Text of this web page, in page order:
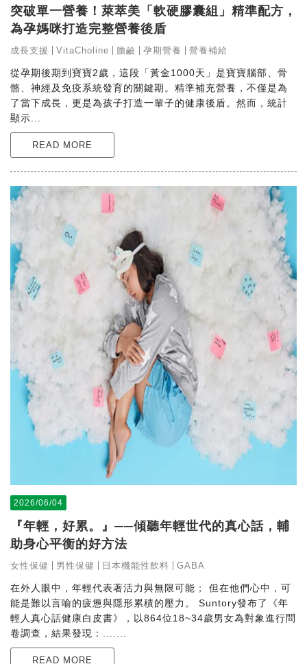
突破單一營養！萊萃美「軟硬膠囊組」精準配方，
為孕媽咪打造完整營養後盾
成長支援 VitaCholine 膽鹼 孕期營養 營養補給
從孕期後期到寶寶2歲，這段「黃金1000天」是寶寶腦部、骨
骼、神經及免疫系統發育的關鍵期。精準補充營養，不僅是為
了當下成長，更是為孩子打造一輩子的健康後盾。然而，統計
顯示...
READ MORE
2026/06/04
『年輕，好累。』──傾聽年輕世代的真心話，輔
助身心平衡的好方法
女性保健 男性保健 日本機能性飲料 GABA
在外人眼中，年輕代表著活力與無限可能； 但在他們心中，可
能是難以言喻的疲憊與隱形累積的壓力。 Suntory發布了《年
輕人真心話健康白皮書》，以864位18~34歲男女為對象進行問
卷調查，結果發現：.......
READ MORE